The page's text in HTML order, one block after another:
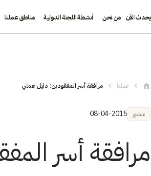
يحدث الآن من نحن أنشطة اللجنة الدولية مناطق عملنا
عملنا مرافقة أسر المفقودين: دليل عملي
منشور 08-04-2015
مرافقة أسر